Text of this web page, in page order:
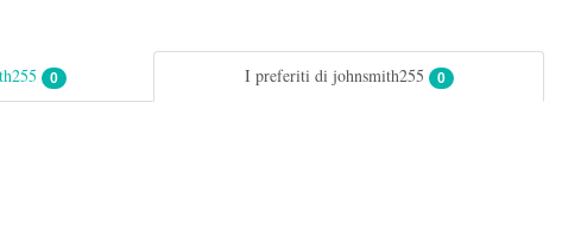
0 I preferiti di johnsmith255 0